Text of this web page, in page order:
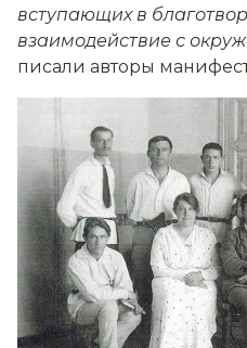
вступающих в
взаимодействие с
писали авторы